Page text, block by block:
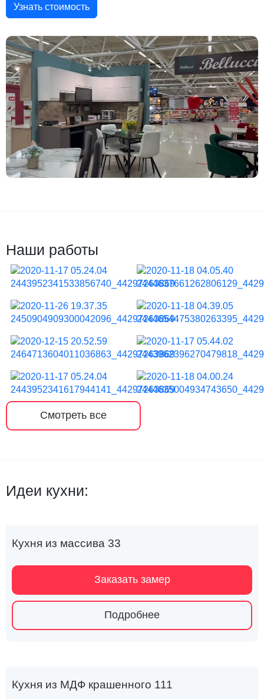
Узнать стоимость
Наши работы
Смотреть все
Идеи кухни:
Кухня из массива 33
Заказать замер
Подробнее
Кухня из МДФ крашенного 111